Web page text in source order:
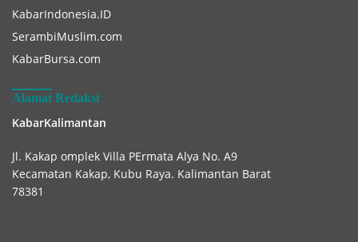
KabarIndonesia.ID
SerambiMuslim.com
KabarBursa.com
Alamat Redaksi
KabarKalimantan
Jl. Kakap omplek Villa PErmata Alya No. A9
Kecamatan Kakap, Kubu Raya. Kalimantan Barat
78381